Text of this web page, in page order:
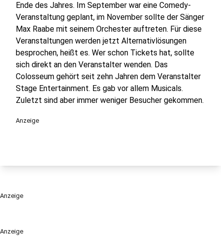
Anzeige
Ende des Jahres. Im September war eine Comedy-
Veranstaltung geplant, im November sollte der Sänger
Max Raabe mit seinem Orchester auftreten. Für diese
Veranstaltungen werden jetzt Alternativlösungen
besprochen, heißt es. Wer schon Tickets hat, sollte
sich direkt an den Veranstalter wenden. Das
Colosseum gehört seit zehn Jahren dem Veranstalter
Stage Entertainment. Es gab vor allem Musicals.
Zuletzt sind aber immer weniger Besucher gekommen.
Anzeige
Anzeige